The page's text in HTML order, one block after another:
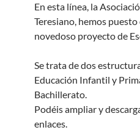
En esta línea, la
Teresiano, hemos
novedoso proyecto de
Se trata de dos
Educación Infantil y
Bachillerato.
Podéis ampliar y
enlaces.